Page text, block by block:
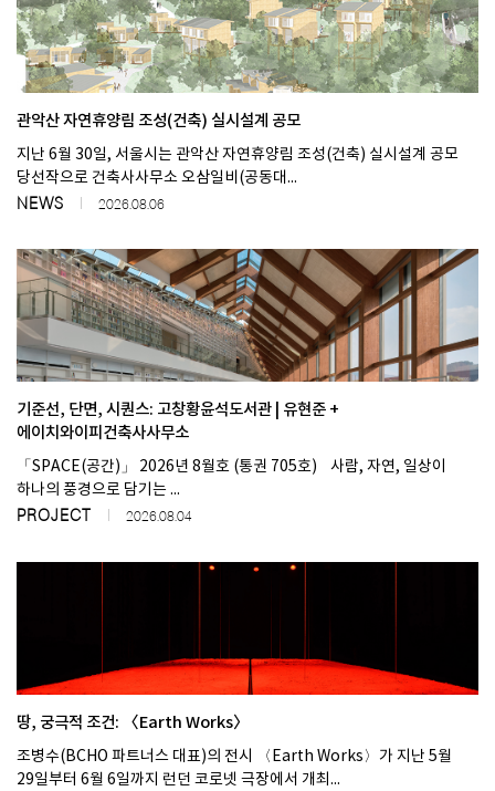
Naver 로그인
SPACE 소개
공지사항
광고문의
Contact
관악산 자연휴양림 조성(건축) 실시설계 공모
지난 6월 30일, 서울시는 관악산 자연휴양림 조성(건축) 실시설계 공모
당선작으로 건축사사무소 오삼일비(공동대...
NEWS 2026.08.06
기준선, 단면, 시퀀스: 고창황윤석도서관 | 유현준 +
에이치와이피건축사사무소
「SPACE(공간)」 2026년 8월호 (통권 705호) 사람, 자연, 일상이
하나의 풍경으로 담기는 ...
PROJECT 2026.08.04
땅, 궁극적 조건: 〈Earth Works〉
조병수(BCHO 파트너스 대표)의 전시 〈Earth Works〉가 지난 5월
29일부터 6월 6일까지 런던 코로넷 극장에서 개최...